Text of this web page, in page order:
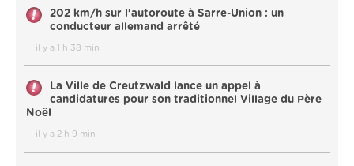
202 km/h sur l'autoroute à Sarre-Union : un
conducteur allemand arrêté
il y a 1 h 38 min
La Ville de Creutzwald lance un appel à
candidatures pour son traditionnel Village du Père
Noël
il y a 2 h 9 min